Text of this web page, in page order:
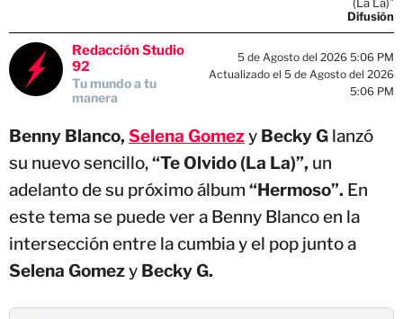
(La La)”
Difusión
Redacción Studio
92
Tu mundo a tu
manera
5 de Agosto del 2026 5:06 PM
Actualizado el 5 de Agosto del 2026
5:06 PM
Benny Blanco, Selena Gomezy Becky G lanzó
su nuevo sencillo,“Te Olvido (La La)”, un
adelanto de su próximo álbum “Hermoso”. En
este tema se puede ver a Benny Blanco en la
intersección entre la cumbia y el pop junto a
Selena Gomezy Becky G.